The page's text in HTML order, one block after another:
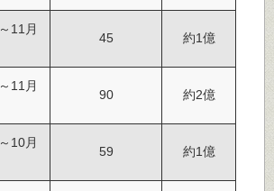
11月
45 約1億
11月
90 約2億
10月
59 約1億